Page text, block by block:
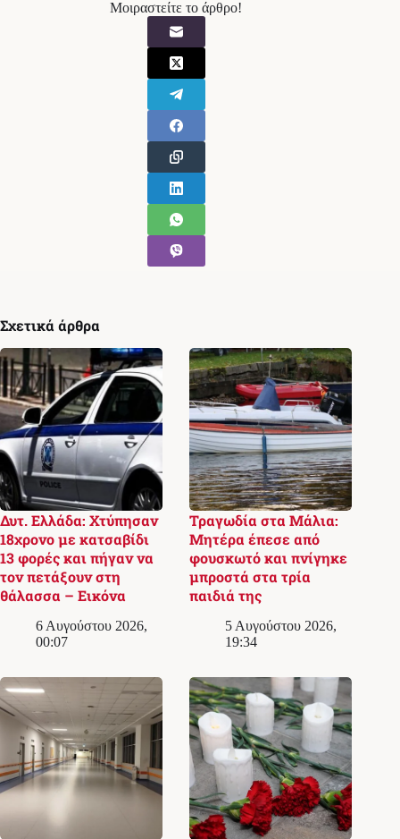
Μοιραστείτε το άρθρο!
Σχετικά άρθρα
Δυτ. Ελλάδα: Χτύπησαν
18χρονο με κατσαβίδι
13 φορές και πήγαν να
τον πετάξουν στη
θάλασσα – Εικόνα
6 Αυγούστου 2026,
00:07
Τραγωδία στα Μάλια:
Μητέρα έπεσε από
φουσκωτό και πνίγηκε
μπροστά στα τρία
παιδιά της
5 Αυγούστου 2026,
19:34